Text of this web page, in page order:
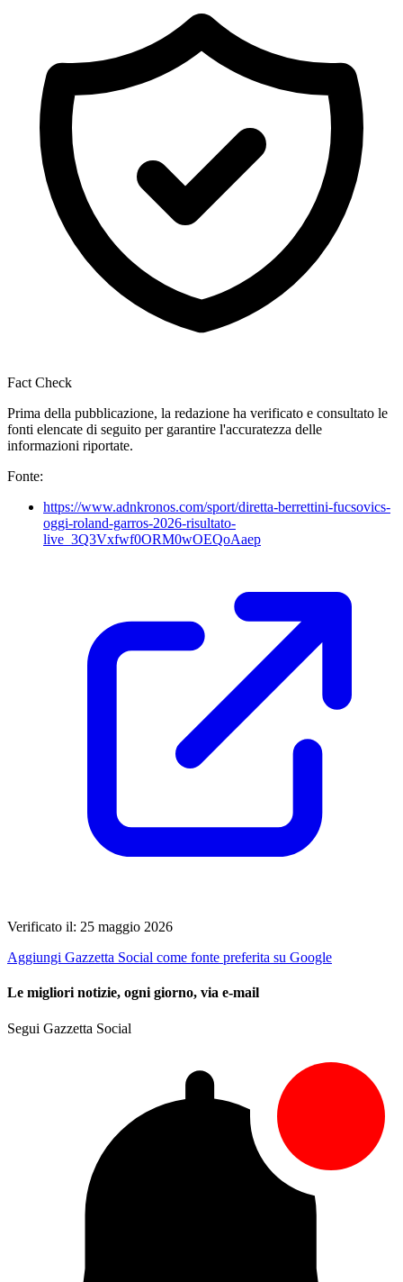
Fact Check
Prima della pubblicazione, la redazione ha verificato e consultato le
fonti elencate di seguito per garantire l'accuratezza delle
informazioni riportate.
Fonte:
https://www.adnkronos.com/sport/diretta-berrettini-fucsovics-
oggi-roland-garros-2026-risultato-
live_3Q3Vxfwf0ORM0wOEQoAaep
Verificato il: 25 maggio 2026
Aggiungi Gazzetta Social come fonte preferita su Google
Le migliori notizie, ogni giorno, via e-mail
Segui Gazzetta Social